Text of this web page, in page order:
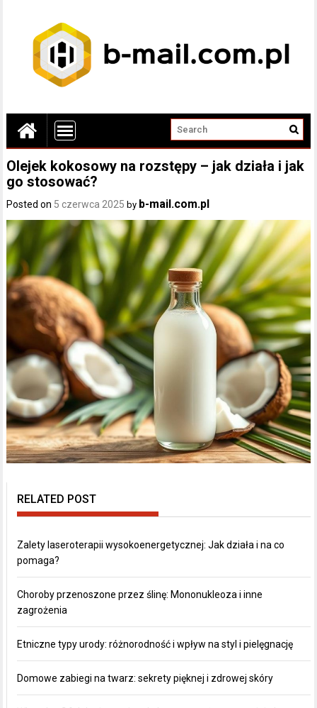
Olejek kokosowy na rozstępy – jak działa i jak
go stosować?
Posted on 5 czerwca 2025 by b-mail.com.pl
RELATED POST
Zalety laseroterapii wysokoenergetycznej: Jak działa i na co
pomaga?
Choroby przenoszone przez ślinę: Mononukleoza i inne
zagrożenia
Etniczne typy urody: różnorodność i wpływ na styl i pielęgnację
Domowe zabiegi na twarz: sekrety pięknej i zdrowej skóry